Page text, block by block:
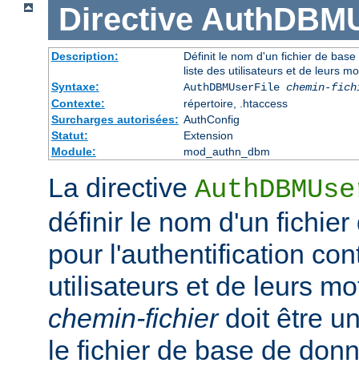
Directive
Description:
Définit le nom d'un fichier de
liste des utilisateurs et de leurs
Syntaxe:
AuthDBMUserFile chemin-
Contexte:
répertoire, .htaccess
Surcharges autorisées: AuthConfig
Statut:
Extension
Module:
mod_authn_dbm
La directive
définir le nom d'un
pour l'authentification
utilisateurs et de leurs
chemin-fichierdoit être
le fichier de base de